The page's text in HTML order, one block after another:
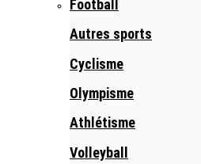
Football
Autres sports
Cyclisme
Olympisme
Athlétisme
Volleyball